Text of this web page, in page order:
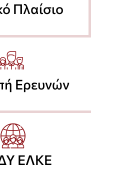
Πλαίσιο
Ερευνών
ΕΛΚΕ